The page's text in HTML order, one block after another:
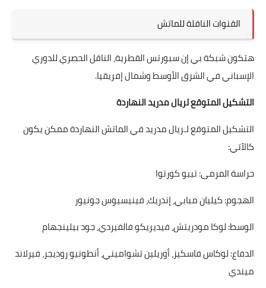
القنوات الناقلة للماتش
هتكون شبكة بي إن سبورتس القطرية، الناقل الحصري للدوري
الإسباني في الشرق الأوسط وشمال إفريقيا.
التشكيل المتوقع لريال مدريد النهاردة
التشكيل المتوقع لـريال مدريد في الماتش النهاردة ممكن يكون
كالآتي:
حراسة المرمى: تيبو كورتوا
الهجوم: كيليان مبابي، إندريك، فينيسيوس جونيور
الوسط: لوكا مودريتش، فيديريكو فالفيردي، جود بيلينجهام
الدفاع: لوكاس فاسكيز، أوريلين تشواميني، أنطونيو روديجر، فيرلاند
ميندي